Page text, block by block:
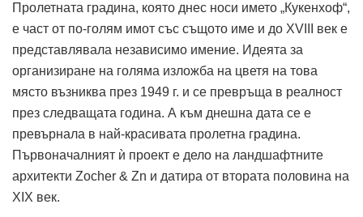
Пролетната градина, която днес носи името „Кукенхоф“,
е част от по-голям имот със същото име и до XVIII век е
представлявала независимо имение. Идеята за
организиране на голяма изложба на цветя на това
място възниква през 1949 г. и се превръща в реалност
през следващата година. А към днешна дата се е
превърнала в най-красивата пролетна градина.
Първоначалният ѝ проект е дело на ландшафтните
архитекти Zocher & Zn и датира от втората половина на
XIX век.